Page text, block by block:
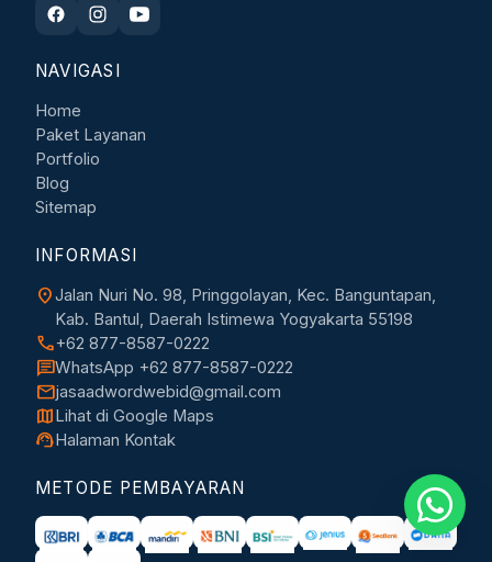
NAVIGASI
Home
Paket Layanan
Portfolio
Blog
Sitemap
INFORMASI
location_onJalan Nuri No. 98, Pringgolayan, Kec. Banguntapan,
Kab. Bantul, Daerah Istimewa Yogyakarta 55198
call+62 877-8587-0222
chatWhatsApp +62 877-8587-0222
mailjasaadwordwebid@gmail.com
mapLihat di Google Maps
support_agentHalaman Kontak
METODE PEMBAYARAN